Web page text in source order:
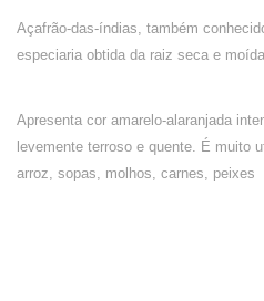
Açafrão-das-índias, também
especiaria obtida da raiz seca e
Apresenta cor amarelo-alaranjada
levemente terroso e quente. É muito
arroz, sopas, molhos, carnes, peixes